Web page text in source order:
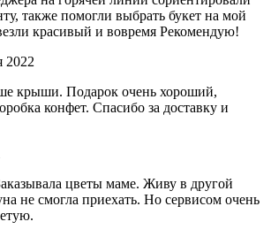
также помогли выбрать букет на мой
красивый и вовремя Рекомендую!
2022
крыши. Подарок очень хороший,
конфет. Спасибо за доставку и
цветы маме. Живу в другой
не смогла приехать. Но сервисом очень